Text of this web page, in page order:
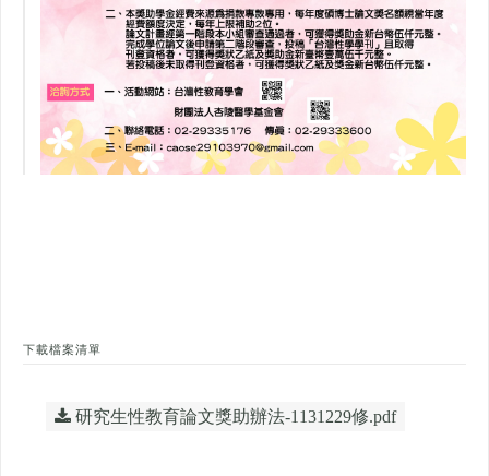
下載檔案清單
研究生性教育論文獎助辦法-1131229修.pdf